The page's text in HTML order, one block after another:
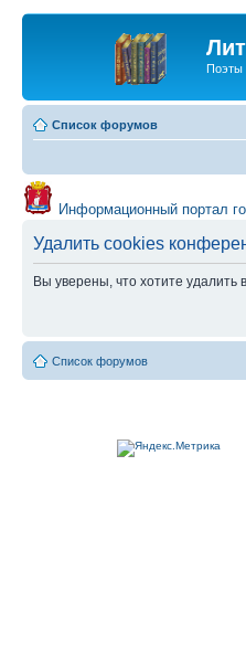
Поэты
Список форумов
Информационный портал
Удалить cookies
Вы уверены, что хотите
Список форумов